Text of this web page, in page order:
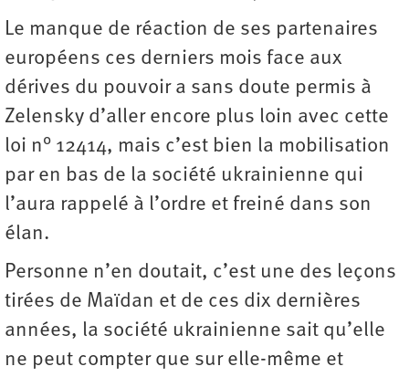
Le manque de réaction de ses partenaires
européens ces derniers mois face aux
dérives du pouvoir a sans doute permis à
Zelensky d’aller encore plus loin avec cette
loi n° 12414, mais c’est bien la mobilisation
par en bas de la société ukrainienne qui
l’aura rappelé à l’ordre et freiné dans son
élan.
Personne n’en doutait, c’est une des leçons
tirées de Maïdan et de ces dix dernières
années, la société ukrainienne sait qu’elle
ne peut compter que sur elle-même et